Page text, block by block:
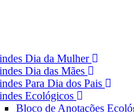
Dia da Mulher
Dia das Mães
Para Dia dos Pais
Ecológicos
Bloco de Anotações